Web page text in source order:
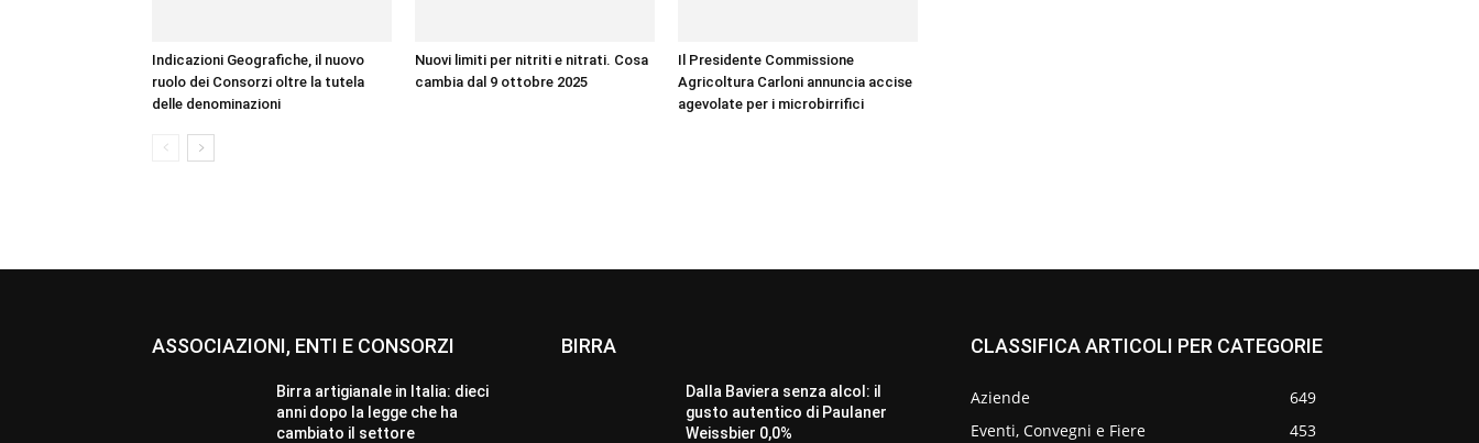
Indicazioni Geografiche, il nuovo
ruolo dei Consorzi oltre la tutela
delle denominazioni
Nuovi limiti per nitriti e nitrati. Cosa
cambia dal 9 ottobre 2025
Il Presidente Commissione
Agricoltura Carloni annuncia accise
agevolate per i microbirrifici
ASSOCIAZIONI, ENTI E CONSORZI
Birra artigianale in Italia: dieci
anni dopo la legge che ha
cambiato il settore
BIRRA
Dalla Baviera senza alcol: il
gusto autentico di Paulaner
Weissbier 0,0%
CLASSIFICA ARTICOLI PER CATEGORIE
Aziende
649
Eventi, Convegni e Fiere
453